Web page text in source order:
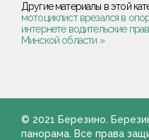
Другие материалы в этой
мотоциклист врезался в
интернете водительские
Минской области »
© 2021 Березино.
панорама. Все права